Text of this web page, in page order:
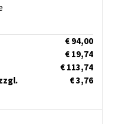
€ 94,00
€ 19,74
€ 113,74
€ 3,76